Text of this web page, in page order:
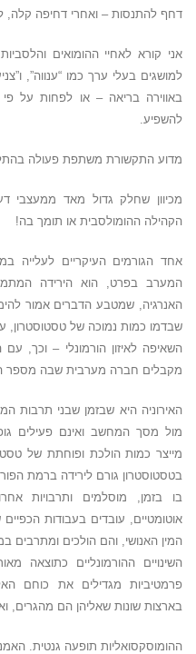
דחף להתנסות – ואחרי דחיפה קלה,
אני קורא לאחיי ההומואים
למושגים בעלי ערך כמו “ענווה”,
באווירה בריאה – או לפחות על
להשפיע.
מדוע התקשורת משתפת פעולה
מכיוון שחלק גדול מאד ממעצבי
הקהילה ההומולסבית או תומך בה!
אחד הגורמים העיקריים לעלייה
המערב בפרט, הוא הירידה
האנרגיה, שמטבע הדברים אמור
שבדמו כמות נמוכה של טסטוסטרון,
השאיפה לאיזון הורמונלי – וכך,
מקבלים חברה מערבית שבה מספר
האירוניה היא שבזמן שבני תרבות
מול מסך המחשב ואינם פעילים
מייצר כמות הולכת ופוחתת של
בטסטוסטרון גורם לירידה ברמת
בו בזמן, מוסלמים ותרבויות
אוטומטיים, עובדים בעבודות
המין האנושי, והם הולכים ומתרבים
השינויים ההורמונליים כתוצאה
פרמטיביות מגדילים את כוחם
בארצות שונות שאליהן הם מהגרים,
ההומוסקסואליות תופעה גנטית.